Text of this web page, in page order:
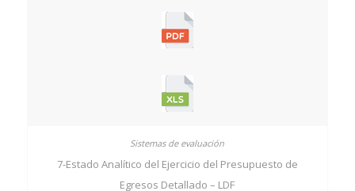
7-Estado Analítico del Ejercicio del Presupuesto de
Egresos Detallado – LDF